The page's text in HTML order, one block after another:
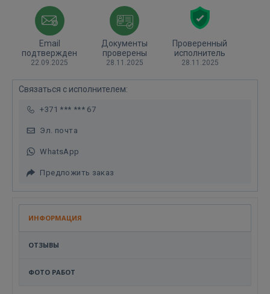
Email
подтвержден
22.09.2025
Документы
проверены
28.11.2025
Проверенный
исполнитель
28.11.2025
Связаться с исполнителем:
+371 *** *** 67
Эл. почта
WhatsApp
Предложить заказ
ИНФОРМАЦИЯ
ОТЗЫВЫ
ФОТО РАБОТ